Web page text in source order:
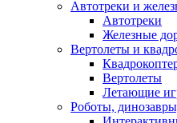
Автотреки и
Автотреки
Железные
Вертолеты и
Вертолеты
Летающие
Роботы,